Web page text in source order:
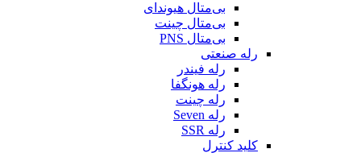
بی‌متال هیوندای
بی‌متال چینت
بی‌متال PNS
رله صنعتی
رله فیندر
رله هونگفا
رله چینت
رله Seven
رله SSR
کلید کنترل